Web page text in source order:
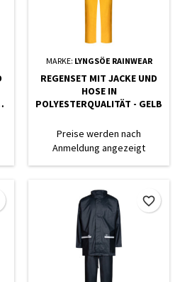
MARKE: LYNGSÖE RAINWEAR
REGENSET MIT JACKE UND
HOSE IN
POLYESTERQUALITÄT - GELB
Preise werden nach
Anmeldung angezeigt
favorite_border